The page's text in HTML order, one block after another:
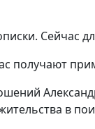
Сейчас
получают
в